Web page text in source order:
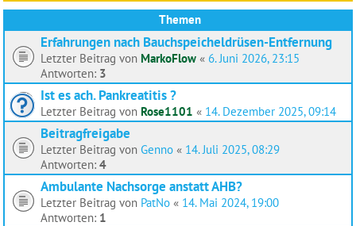
Themen
Erfahrungen nach Bauchspeicheldrüsen-Entfernung
Letzter Beitrag von MarkoFlow « 6. Juni 2026, 23:15
Antworten: 3
Ist es ach. Pankreatitis ?
Letzter Beitrag von Rose1101 « 14. Dezember 2025, 09:14
Beitragfreigabe
Letzter Beitrag von Genno « 14. Juli 2025, 08:29
Antworten: 4
Ambulante Nachsorge anstatt AHB?
Letzter Beitrag von PatNo « 14. Mai 2024, 19:00
Antworten: 1